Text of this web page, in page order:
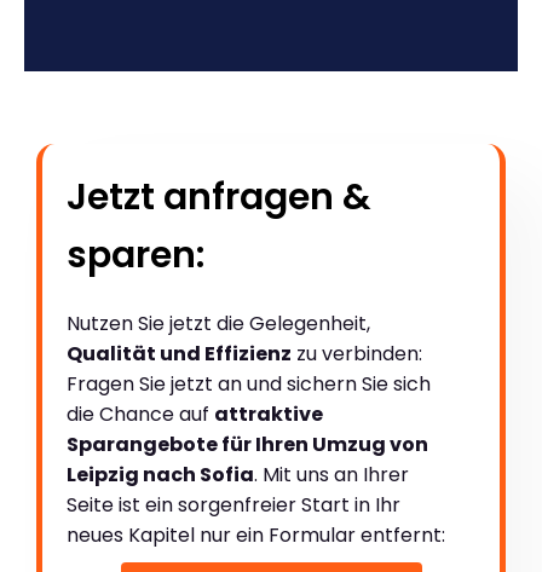
Jetzt anfragen &
sparen:
Nutzen Sie jetzt die Gelegenheit,
Qualität und Effizienz zu verbinden:
Fragen Sie jetzt an und sichern Sie sich
die Chance auf attraktive
Sparangebote für Ihren Umzug von
Leipzig nach Sofia. Mit uns an Ihrer
Seite ist ein sorgenfreier Start in Ihr
neues Kapitel nur ein Formular entfernt: